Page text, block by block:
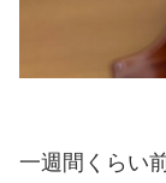
一週間くらい